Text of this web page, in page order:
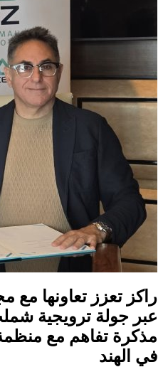
راكز تعزز تعاونها مع
عبر جولة ترويجية
مذكرة تفاهم مع
في الهند